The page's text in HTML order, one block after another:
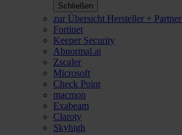
Schließen
zur Übersicht Hersteller + Partner
Fortinet
Keeper Security
Abnormal.ai
Zscaler
Microsoft
Check Point
macmon
Exabeam
Claroty
Skyhigh